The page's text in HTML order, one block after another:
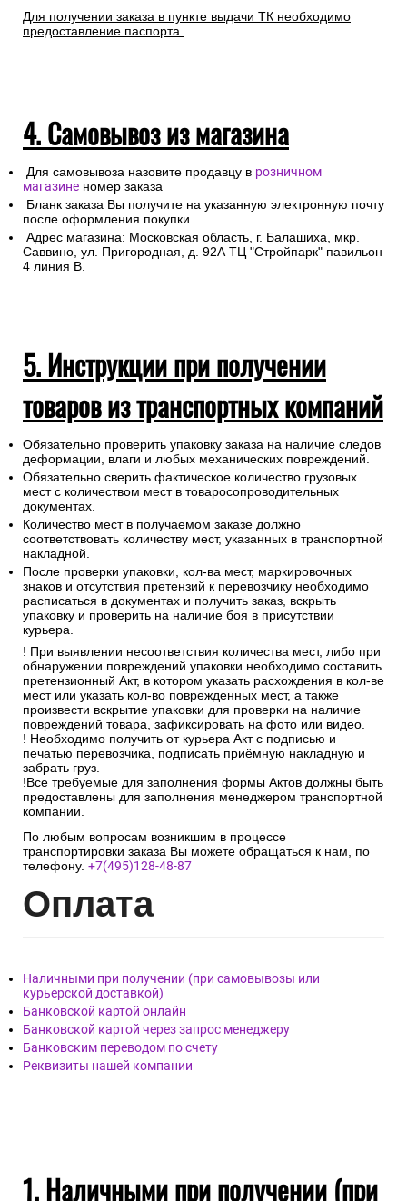
Для получении заказа в пункте выдачи ТК необходимо
предоставление паспорта.
4. Самовывоз из магазина
Для самовывоза назовите продавцу в розничном
магазине номер заказа
Бланк заказа Вы получите на указанную электронную почту
после оформления покупки.
Адрес магазина: Московская область, г. Балашиха, мкр.
Саввино, ул. Пригородная, д. 92А ТЦ "Стройпарк" павильон
4 линия В.
5. Инструкции при получении
товаров из транспортных компаний
Обязательно проверить упаковку заказа на наличие следов
деформации, влаги и любых механических повреждений.
Обязательно сверить фактическое количество грузовых
мест с количеством мест в товаросопроводительных
документах.
Количество мест в получаемом заказе должно
соответствовать количеству мест, указанных в транспортной
накладной.
После проверки упаковки, кол-ва мест, маркировочных
знаков и отсутствия претензий к перевозчику необходимо
расписаться в документах и получить заказ, вскрыть
упаковку и проверить на наличие боя в присутствии
курьера.
! При выявлении несоответствия количества мест, либо при
обнаружении повреждений упаковки необходимо составить
претензионный Акт, в котором указать расхождения в кол-ве
мест или указать кол-во поврежденных мест, а также
произвести вскрытие упаковки для проверки на наличие
повреждений товара, зафиксировать на фото или видео.
! Необходимо получить от курьера Акт с подписью и
печатью перевозчика, подписать приёмную накладную и
забрать груз.
!Все требуемые для заполнения формы Актов должны быть
предоставлены для заполнения менеджером транспортной
компании.
По любым вопросам возникшим в процессе
транспортировки заказа Вы можете обращаться к нам, по
телефону. +7(495)128-48-87
Оплата
Наличными при получении (при самовывозы или
курьерской доставкой)
Банковской картой онлайн
Банковской картой через запрос менеджеру
Банковским переводом по счету
Реквизиты нашей компании
1. Наличными при получении (при